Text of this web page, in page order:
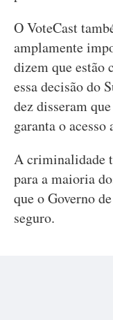
O VoteCast
amplamente
dizem que estão
essa decisão do
dez disseram
garanta o
A criminalidade
para a maioria
que o Governo
seguro.